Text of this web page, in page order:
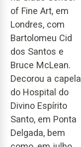
of Fine Art, em
Londres, com
Bartolomeu Cid
dos Santos e
Bruce McLean.
Decorou a capela
do Hospital do
Divino Espírito
Santo, em Ponta
Delgada, bem